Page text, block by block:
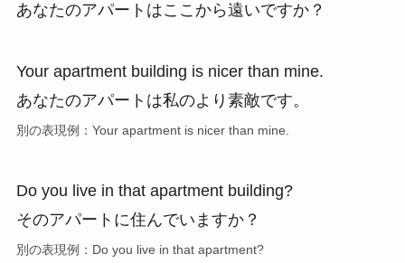
あなたのアパートはここから遠いですか？
Your apartment building is nicer than mine.
あなたのアパートは私のより素敵です。
別の表現例：Your apartment is nicer than mine.
Do you live in that apartment building?
そのアパートに住んでいますか？
別の表現例：Do you live in that apartment?